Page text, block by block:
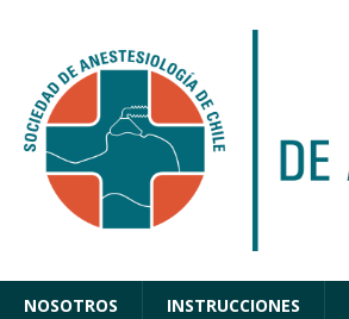
NOSOTROS INSTRUCCIONES